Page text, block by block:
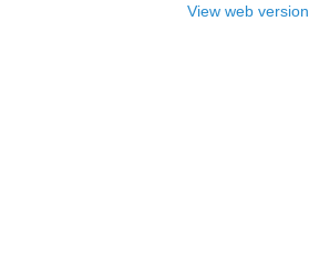
View web version